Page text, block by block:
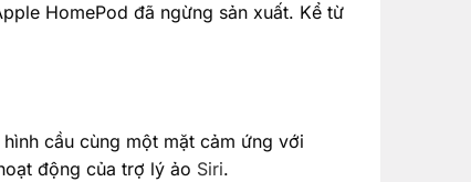
HomePod đã ngừng sản xuất. Kể từ
cầu cùng một mặt cảm ứng với
động của trợ lý ảo Siri.